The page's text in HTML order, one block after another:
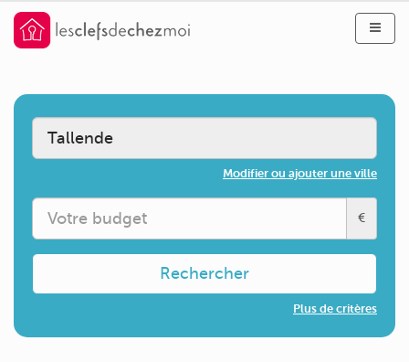
Modifier ou ajouter une ville
€
Rechercher
Plus de critères